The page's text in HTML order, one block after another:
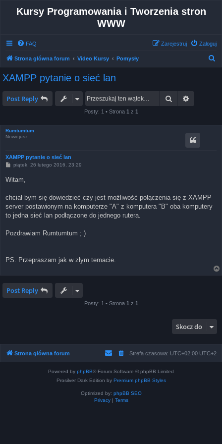
Kursy Programowania i Tworzenia stron
WWW
FAQ Zaloguj
Zarejestruj
Strona główna forum Video Kursy Pomysły
XAMPP pytanie o sieć lan
Post Reply Szukaj
Posty: 1 • Strona 1 z 1
Rumtumtum
Nowicjusz
XAMPP pytanie o sieć lan
P
s
t
piątek, 26 lutego 2016, 23:29
Witam,
chciał bym się dowiedzieć czy jest możliwość połączenia się z XAMPP
server postawionym na komputerze "A" z komputera "B" oba komputery
to jedna sieć lan podłączone do jednego rutera.
Pozdrawiam Rumtumtum ; )
PS. Przepraszam jak w złym temacie.
Post Reply
Posty: 1 • Strona 1 z 1
Skocz do
Strona główna forum Strefa czasowa: UTC+02:00 UTC+2
Powered by phpBB® Forum Software © phpBB Limited
Prosilver Dark Edition by Premium phpBB Styles
Optimized by: phpBB SEO
Privacy| Terms